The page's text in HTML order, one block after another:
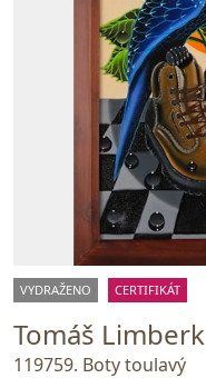
VYDRAŽENO CERTIFIKÁT
Tomáš Limberk
119759. Boty toulavý